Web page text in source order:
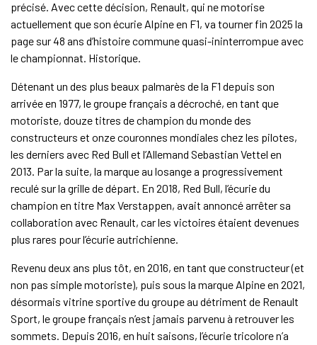
précisé. Avec cette décision, Renault, qui ne motorise
actuellement que son écurie Alpine en F1, va tourner fin 2025 la
page sur 48 ans d’histoire commune quasi-ininterrompue avec
le championnat. Historique.
Détenant un des plus beaux palmarès de la F1 depuis son
arrivée en 1977, le groupe français a décroché, en tant que
motoriste, douze titres de champion du monde des
constructeurs et onze couronnes mondiales chez les pilotes,
les derniers avec Red Bull et l’Allemand Sebastian Vettel en
2013. Par la suite, la marque au losange a progressivement
reculé sur la grille de départ. En 2018, Red Bull, l’écurie du
champion en titre Max Verstappen, avait annoncé arrêter sa
collaboration avec Renault, car les victoires étaient devenues
plus rares pour l’écurie autrichienne.
Revenu deux ans plus tôt, en 2016, en tant que constructeur (et
non pas simple motoriste), puis sous la marque Alpine en 2021,
désormais vitrine sportive du groupe au détriment de Renault
Sport, le groupe français n’est jamais parvenu à retrouver les
sommets. Depuis 2016, en huit saisons, l’écurie tricolore n’a